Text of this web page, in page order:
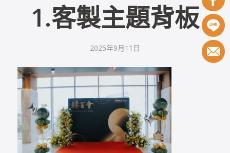
1.客製主題背板
2025年9月11日